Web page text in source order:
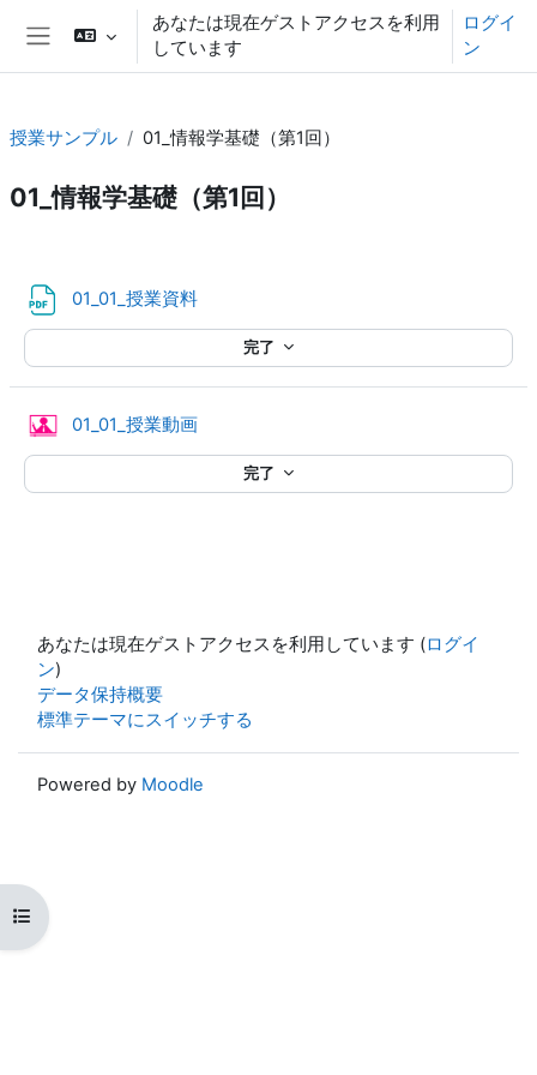
メインコンテンツへスキップする
サイドパネル
あなたは現在ゲストアクセスを利用
しています
ログイ
ン
コースインデックスを開く
授業サンプル 01_情報学基礎（第1回）
01_情報学基礎（第1回）
01_01_授業資料
完了
01_01_授業動画クラウドビデオ
完了
あなたは現在ゲストアクセスを利用しています (ログイ
ン)
データ保持概要
標準テーマにスイッチする
Powered by Moodle